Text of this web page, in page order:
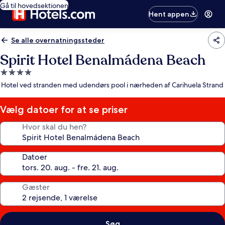
Gå til hovedsektionen
Hent appen
Se alle overnatningssteder
Spirit Hotel Benalmádena Beach
4.0-
stjernet
Hotel ved stranden med udendørs pool i nærheden af Carihuela Strand
Vælg datoer for at se priser
Hvor skal du hen?
Datoer
Gæster